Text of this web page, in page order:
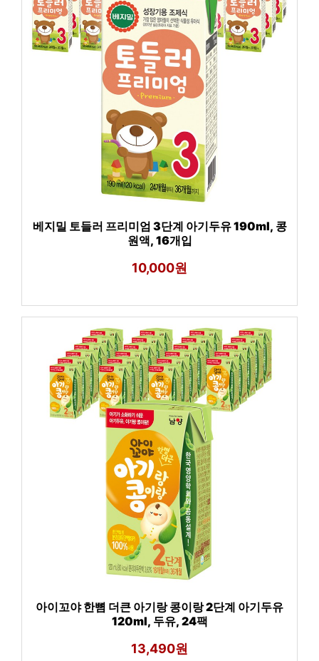
베지밀 토들러 프리미엄 3단계 아기두유 190ml, 콩
원액, 16개입
10,000원
아이꼬야 한뼘 더큰 아기랑 콩이랑 2단계 아기두유
120ml, 두유, 24팩
13,490원